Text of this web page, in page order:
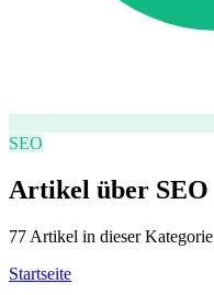
SEO
Artikel über SEO
77 Artikel in dieser Kategorie
Startseite